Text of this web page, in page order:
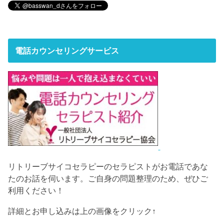
電話カウンセリングサービス
リトリーブサイコセラピーのセラピストがお電話であな
たのお話を伺います。ご自身の問題整理のため、ぜひご
利用ください！
詳細とお申し込みは上の画像をクリック↑